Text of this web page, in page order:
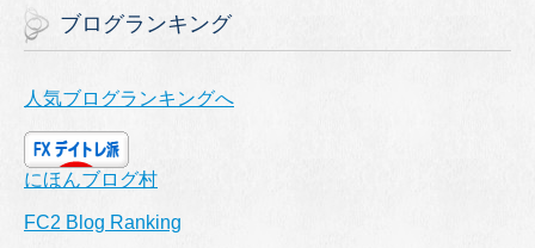
ブログランキング
人気ブログランキングへ
にほんブログ村
FC2 Blog Ranking